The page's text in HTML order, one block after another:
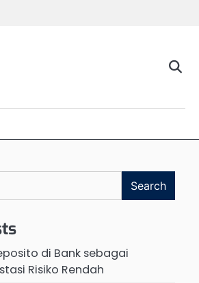
Search
di Bank sebagai
Risiko Rendah